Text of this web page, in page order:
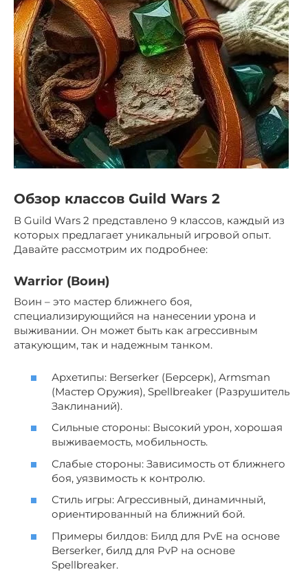
Обзор классов Guild Wars 2
В Guild Wars 2 представлено 9 классов, каждый из
которых предлагает уникальный игровой опыт.
Давайте рассмотрим их подробнее:
Warrior (Воин)
Воин – это мастер ближнего боя,
специализирующийся на нанесении урона и
выживании. Он может быть как агрессивным
атакующим, так и надежным танком.
Архетипы: Berserker (Берсерк), Armsman
(Мастер Оружия), Spellbreaker (Разрушитель
Заклинаний).
Сильные стороны: Высокий урон, хорошая
выживаемость, мобильность.
Слабые стороны: Зависимость от ближнего
боя, уязвимость к контролю.
Стиль игры: Агрессивный, динамичный,
ориентированный на ближний бой.
Примеры билдов: Билд для PvE на основе
Berserker, билд для PvP на основе
Spellbreaker.